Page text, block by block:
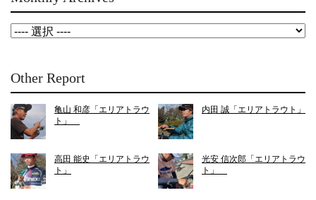
Other Report
亀山 和彦「エリアトラウ
ト」
内田 誠「エリアトラウト」
高田 能史「エリアトラウ
ト」
光安 信次郎「エリアトラウ
ト」